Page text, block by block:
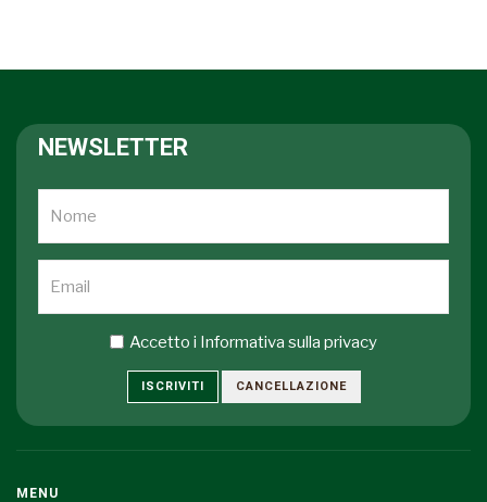
NEWSLETTER
Accetto i Informativa sulla privacy
ISCRIVITI CANCELLAZIONE
MENU